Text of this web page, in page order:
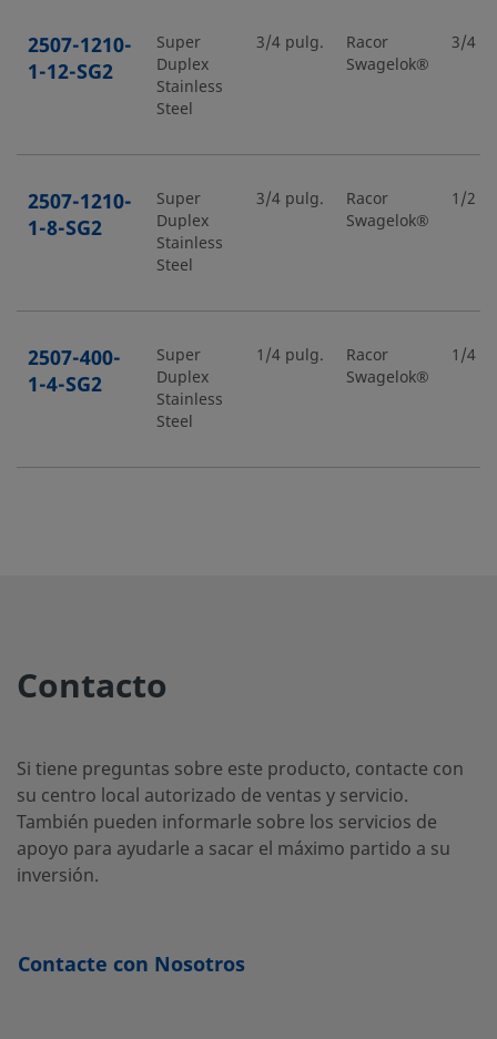
2507-1210-
1-12-SG2
Super
Duplex
Stainless
Steel
3/4 pulg.
Racor
Swagelok®
3/4
2507-1210-
1-8-SG2
Super
Duplex
Stainless
Steel
3/4 pulg.
Racor
Swagelok®
1/2
2507-400-
1-4-SG2
Super
Duplex
Stainless
Steel
1/4 pulg.
Racor
Swagelok®
1/4
2507-400-
2-4-SG2
Duplex
2507-400-
3-SG2
Super
Duplex
1/4 pulg.
Racor
Swagelok®
Contacto
Si tiene preguntas sobre este producto, contacte con
su centro local autorizado de ventas y servicio.
También pueden informarle sobre los servicios de
apoyo para ayudarle a sacar el máximo partido a su
inversión.
Contacte con Nosotros